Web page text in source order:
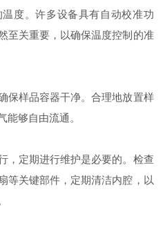
度。许多设备具有自动校准功
至关重要，以确保温度控制的准
样品容器干净。合理地放置样
能够自由流通。
定期进行维护是必要的。检查
等关键部件，定期清洁内腔，以